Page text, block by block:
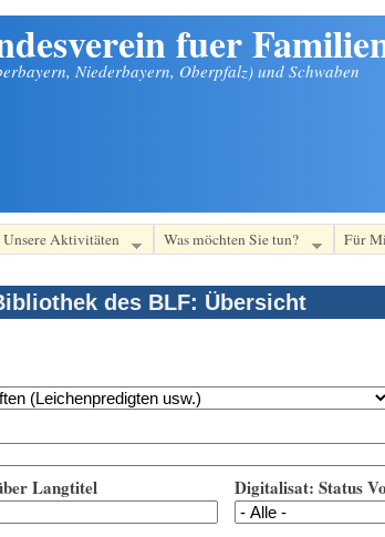
fuer
Niederbayern, Oberpfalz) und Schwaben
Unsere Aktivitäten Was möchten Sie tun? Für
des BLF: Übersicht
Langtitel Digitalisat: Status